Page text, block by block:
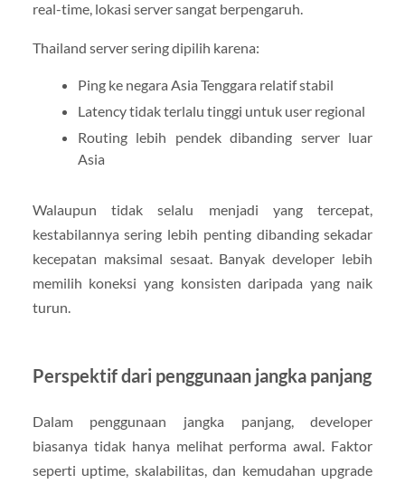
real-time, lokasi server sangat berpengaruh.
Thailand server sering dipilih karena:
Ping ke negara Asia Tenggara relatif stabil
Latency tidak terlalu tinggi untuk user regional
Routing lebih pendek dibanding server luar
Asia
Walaupun tidak selalu menjadi yang tercepat,
kestabilannya sering lebih penting dibanding sekadar
kecepatan maksimal sesaat. Banyak developer lebih
memilih koneksi yang konsisten daripada yang naik
turun.
Perspektif dari penggunaan jangka panjang
Dalam penggunaan jangka panjang, developer
biasanya tidak hanya melihat performa awal. Faktor
seperti uptime, skalabilitas, dan kemudahan upgrade